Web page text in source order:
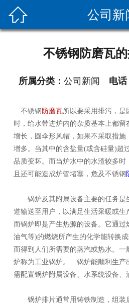
 公司新
不锈钢防磨瓦
所属分类： 公司新闻 电话
不锈钢 防磨瓦所以要采用排污，是
时，给水带进炉内的杂质基本上都
增长，圆伞形风帽，如果不采取措
增多。当其中的含盐量(或含硅量)超
品质变坏。而当炉水中的水渣较多时
且还可能造成炉管堵塞，危及不锈钢
锅炉及其附属设备主要的任务是
道输送至用户，以满足生活采暖或生
而锅炉即是产生热源的设备。它通过
油气等)的燃烧所产生的化学能转换
而得到人们所需要的蒸汽或热水。
炉称为工业锅炉。 锅炉能顺利生产
需配置锅炉附属设备、水系统设备、
锅炉排片通常用铸铁制造，组装